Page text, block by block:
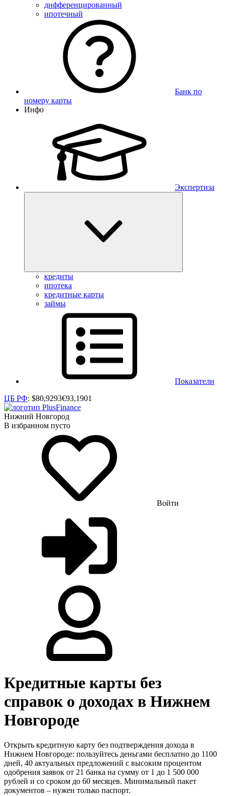
дифференцированный
ипотечный
Банк по
номеру карты
Инфо
Экспертиза
кредиты
ипотека
кредитные карты
займы
Показатели
ЦБ РФ: $80,9293€93,1901
Нижний Новгород
В избранном пусто
Войти
Кредитные карты без
справок о доходах в Нижнем
Новгороде
Открыть кредитную карту без подтверждения дохода в
Нижнем Новгороде: пользуйтесь деньгами бесплатно до 1100
дней, 40 актуальных предложений с высоким процентом
одобрения заявок от 21 банка на сумму от 1 до 1 500 000
рублей и со сроком до 60 месяцев. Минимальный пакет
документов – нужен только паспорт.